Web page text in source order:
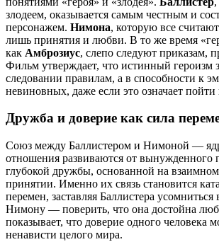
злодеем, оказывается самым честным и
персонажем. Нимона, которую все
лишь принятия и любви. В то же время
как Амброзиус, слепо следуют приказам,
Фильм утверждает, что истинный героизм
следовании правилам, а в способности к
невиновных, даже если это означает пойти
Дружба и доверие как сила
Союз между Баллистером и Нимоной —
отношения развиваются от вынужденного
глубокой дружбы, основанной на
принятии. Именно их связь становится
перемен, заставляя Баллистера усомниться
Нимону — поверить, что она достойна
показывает, что доверие одного человека
ненависти целого мира.